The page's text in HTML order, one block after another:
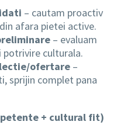
– cautam proactiv
afara pietei active.
– evaluam
culturala.
ofertare –
sprijin complet pana
+ cultural fit)